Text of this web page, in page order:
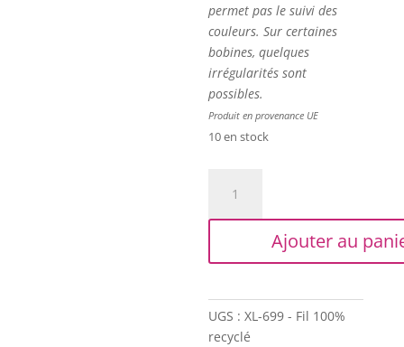
permet pas le suivi des
couleurs. Sur certaines
bobines, quelques
irrégularités sont
possibles.
Produit en provenance UE
10 en stock
Trapilho
Bobine
-
Imprimé
Ajouter au
UGS :XL-699 - Fil 100%
recyclé